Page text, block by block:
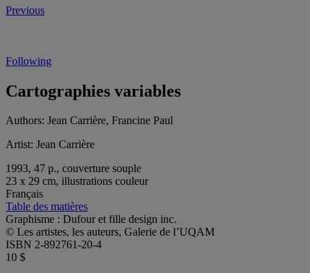
Previous
Following
Cartographies variables
Authors: Jean Carrière, Francine Paul
Artist: Jean Carrière
1993, 47 p., couverture souple
23 x 29 cm, illustrations couleur
Français
Table des matières
Graphisme : Dufour et fille design inc.
© Les artistes, les auteurs, Galerie de l’UQAM
ISBN 2-892761-20-4
10 $